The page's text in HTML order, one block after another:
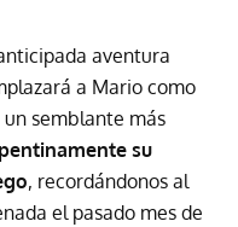
aventura
a Mario como
semblante más
su
, recordándonos al
el pasado mes de